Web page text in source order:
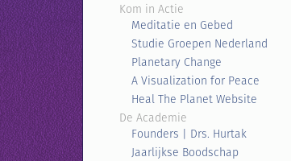
Kom in Actie
Meditatie en Gebed
Studie Groepen Nederland
Planetary Change
A Visualization for Peace
Heal The Planet Website
De Academie
Founders | Drs. Hurtak
Jaarlijkse Boodschap